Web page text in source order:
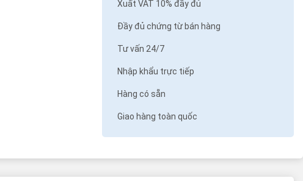
Xuất VAT 10% đầy đủ
Đầy đủ chứng từ bán hàng
Tư vấn 24/7
Nhập khẩu trực tiếp
Hàng có sẵn
Giao hàng toàn quốc